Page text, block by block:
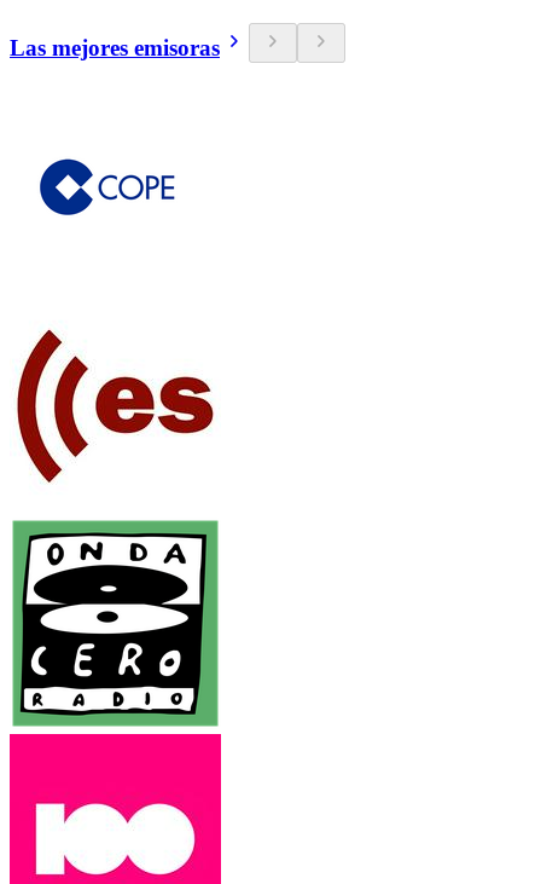
Las mejores emisoras